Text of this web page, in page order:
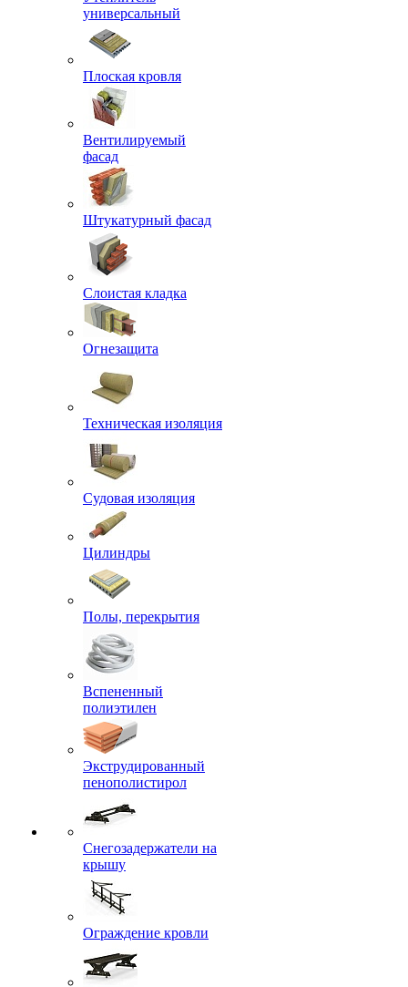
универсальный
Плоская кровля
Вентилируемый
фасад
Штукатурный фасад
Слоистая кладка
Огнезащита
Техническая изоляция
Судовая изоляция
Цилиндры
Полы, перекрытия
Вспененный
полиэтилен
Экструдированный
пенополистирол
Снегозадержатели на
крышу
Ограждение кровли